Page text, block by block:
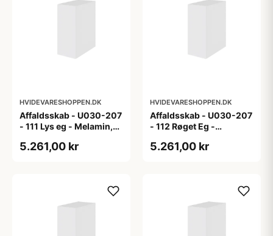
HVIDEVARESHOPPEN.DK
Affaldsskab - U030-207
- 111 Lys eg - Melamin,
5.261,00 kr
HVIDEVARESHOPPEN.DK
Affaldsskab - U030-207
- 112 Røget Eg -
5.261,00 kr